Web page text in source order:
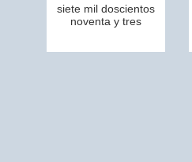
siete mil doscientos
noventa y tres